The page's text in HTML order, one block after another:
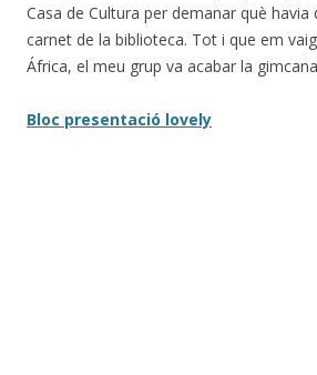
Casa de Cultura per demanar què havia
carnet de la biblioteca. Tot i que em
África, el meu grup va acabar la
Bloc presentació lovely